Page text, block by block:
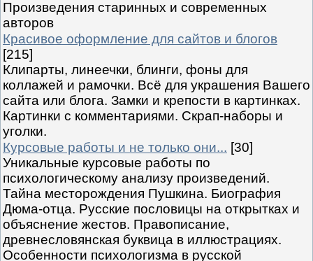
Произведения старинных и современных
авторов
Красивое оформление для сайтов и блогов
[215]
Клипарты, линеечки, блинги, фоны для
коллажей и рамочки. Всё для украшения Вашего
сайта или блога. Замки и крепости в картинках.
Картинки с комментариями. Скрап-наборы и
уголки.
Курсовые работы и не только они... [30]
Уникальные курсовые работы по
психологическому анализу произведений.
Тайна месторождения Пушкина. Биография
Дюма-отца. Русские пословицы на открытках и
объяснение жестов. Правописание,
древнесловянская буквица в иллюстрациях.
Особенности психологизма в русской